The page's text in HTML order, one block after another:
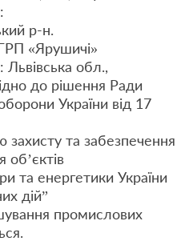
р-н.
«Ярушичі»
обл.,
до рішення Ради
України від 17
захисту та забезпечення
об’єктів
та енергетики України
дій”
промислових